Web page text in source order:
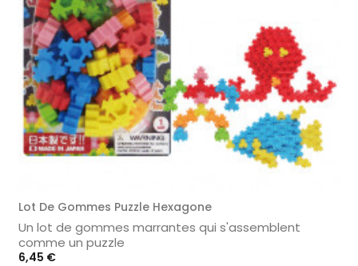
Lot De Gommes Puzzle Hexagone
Un lot de gommes marrantes qui s'assemblent
comme un puzzle
Prix
6,45 €